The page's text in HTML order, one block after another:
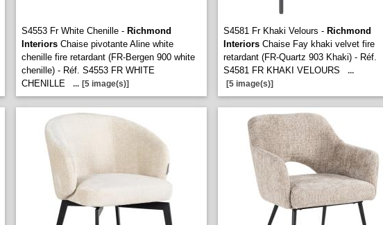
S4553 Fr White Chenille - Richmond
Interiors Chaise pivotante Aline white
chenille fire retardant (FR-Bergen 900 white
chenille) - Réf. S4553 FR WHITE
CHENILLE
... [5 image(s)]
S4581 Fr Khaki Velours - Richmond
Interiors Chaise Fay khaki velvet fire
retardant (FR-Quartz 903 Khaki) - Réf.
S4581 FR KHAKI VELOURS
...
[5 image(s)]